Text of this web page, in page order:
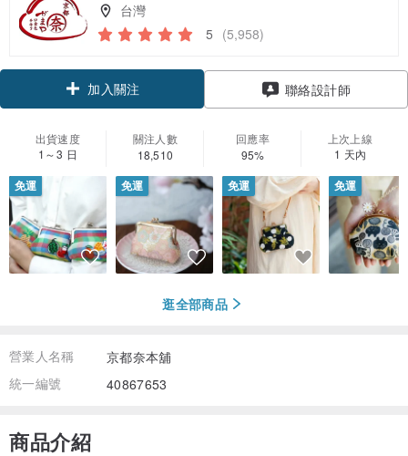
台灣
5 (5,958)
加入關注 聯絡設計師
出貨速度
1～3 日
關注人數
18,510
回應率
95%
上次上線
1 天內
免運 免運 免運 免運
逛全部商品
營業人名稱
京都奈本舖
統一編號
40867653
商品介紹